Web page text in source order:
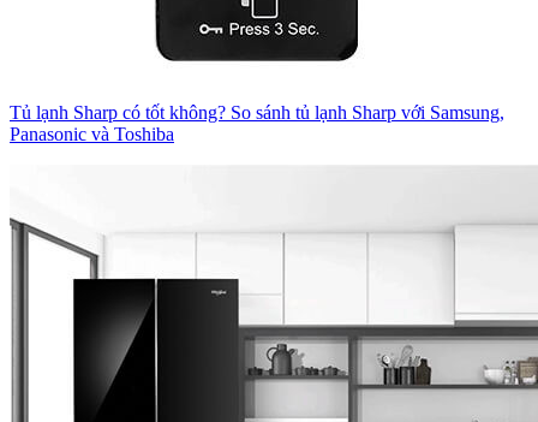
Tủ lạnh Sharp có tốt không? So sánh tủ lạnh Sharp với Samsung,
Panasonic và Toshiba